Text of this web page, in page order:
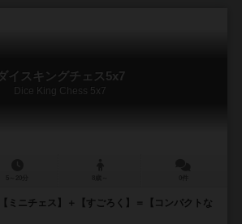
イスキングチェス5x7
Dice King Chess 5x7
ミニチェス】＋【すごろく】＝【コンパクトな